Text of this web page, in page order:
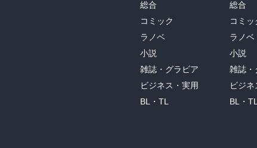
総合
コミック
ラノベ
小説
雑誌・グラビア
ビジネス・実用
BL・TL
総合
コミッ
ラノベ
小説
雑誌・
ビジネ
BL・